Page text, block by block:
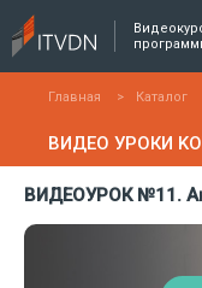
Главная > Каталог
ВИДЕО УРОКИ
ВИДЕОУРОК №11.